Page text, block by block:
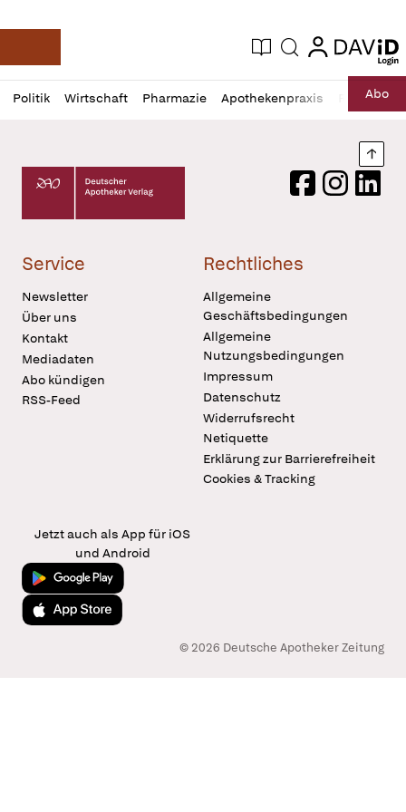
Deutsche Apotheker Zeitung
Aktuelle Ausgabe
Suche login
login
Politik Wirtschaft Pharmazie Apothekenpraxis RechtAbo
Profil
öffnen
Daz
Pur
Deutscher Apotheker Verlag Logo
FacebookInstagram
Service
Newsletter
Über uns
Kontakt
Mediadaten
Abo kündigen
RSS-Feed
Rechtliches
Allgemeine
Geschäftsbedingungen
Allgemeine
Nutzungsbedingungen
Impressum
Datenschutz
Widerrufsrecht
Netiquette
Erklärung zur Barrierefreiheit
Cookies & Tracking
Jetzt auch als App für iOS
und Android
Jetzt bei Google Play
Laden im App Store
© 2026 Deutsche Apotheker Zeitung